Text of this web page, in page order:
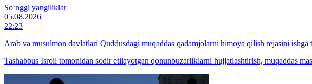
So‘nggi yangiliklar
05.08.2026
22:23
Arab va musulmon davlatlari Quddusdagi muqaddas qadamjolarni himoya qilish rejasini ishga
Tashabbus Isroil tomonidan sodir etilayotgan qonunbuzarliklarni hujjatlashtirish, muqaddas